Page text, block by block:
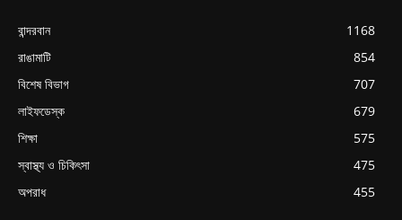
বান্দরবান
1168
রাঙামাটি
854
বিশেষ বিভাগ
707
লাইফডেস্ক
679
শিক্ষা
575
স্বাস্থ্য ও চিকিৎসা
475
অপরাধ
455